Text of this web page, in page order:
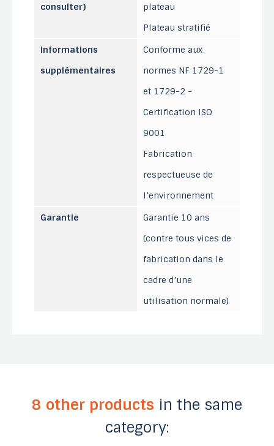
consulter)
plateau
Plateau stratifié
Informations
supplémentaires
Conforme aux
normes NF 1729-1
et 1729-2 -
Certification ISO
9001
Fabrication
respectueuse de
l’environnement
Garantie
Garantie 10 ans
(contre tous vices de
fabrication dans le
cadre d’une
utilisation normale)
8 other products in the same
category: